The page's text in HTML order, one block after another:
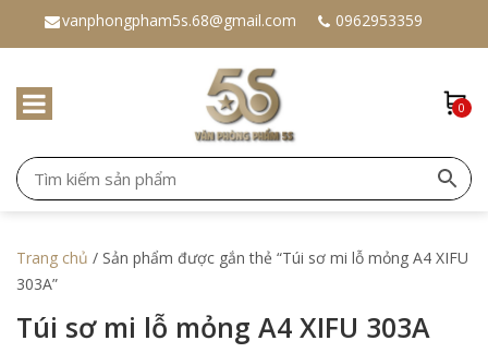
vanphongpham5s.68@gmail.com 0962953359
0
Trang chủ / Sản phẩm được gắn thẻ “Túi sơ mi lỗ mỏng A4 XIFU
303A”
Túi sơ mi lỗ mỏng A4 XIFU 303A